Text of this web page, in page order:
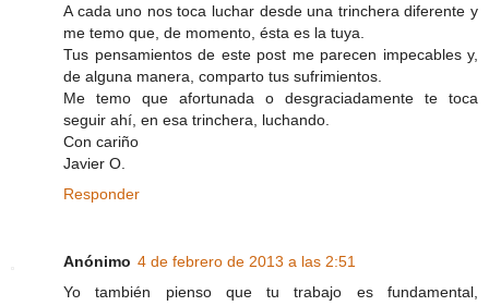
A cada uno nos toca luchar desde una trinchera diferente y
me temo que, de momento, ésta es la tuya.
Tus pensamientos de este post me parecen impecables y,
de alguna manera, comparto tus sufrimientos.
Me temo que afortunada o desgraciadamente te toca
seguir ahí, en esa trinchera, luchando.
Con cariño
Javier O.
Responder
Anónimo 4 de febrero de 2013 a las 2:51
Yo también pienso que tu trabajo es fundamental,